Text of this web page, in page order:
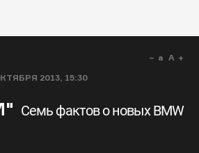
2013, 15:30
a A
Семь фактов о новых BMW